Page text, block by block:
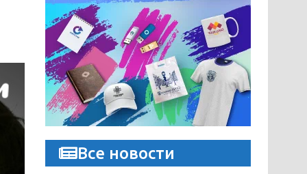
Все новости